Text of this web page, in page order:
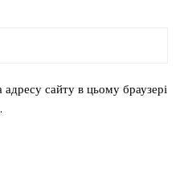
сайту в цьому браузері